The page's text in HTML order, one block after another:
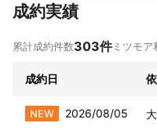
成約実績
累計成約件数303件ミツモア
成約日
NEW 2026/08/05